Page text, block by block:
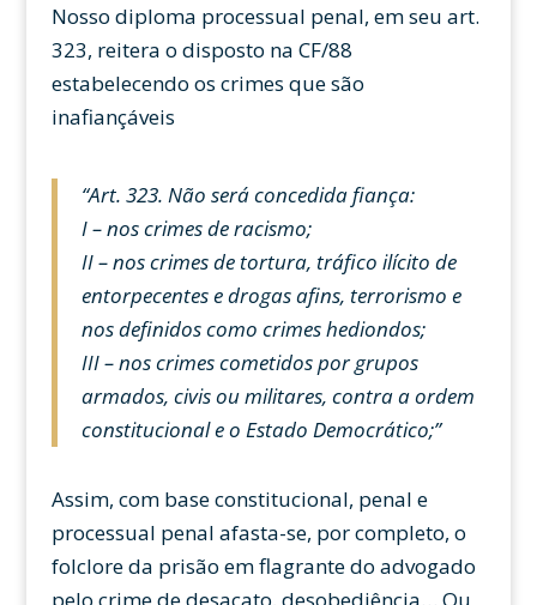
Nosso diploma processual penal, em seu art.
323, reitera o disposto na CF/88
estabelecendo os crimes que são
inafiançáveis
“Art. 323. Não será concedida fiança:
I – nos crimes de racismo;
II – nos crimes de tortura, tráfico ilícito de
entorpecentes e drogas afins, terrorismo e
nos definidos como crimes hediondos;
III – nos crimes cometidos por grupos
armados, civis ou militares, contra a ordem
constitucional e o Estado Democrático;”
Assim, com base constitucional, penal e
processual penal afasta-se, por completo, o
folclore da prisão em flagrante do advogado